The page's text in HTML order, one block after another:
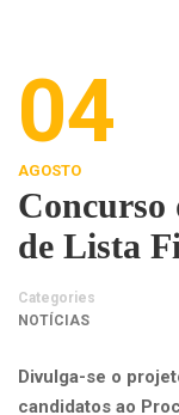
04
AGOSTO
Concurso
de Lista
Categories
NOTÍCIAS
Divulga-se o
candidatos ao